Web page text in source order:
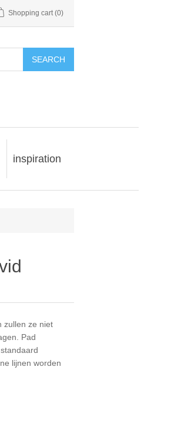
Shopping cart (0)
SEARCH
inspiration
zullen ze niet
Pad
lijnen worden